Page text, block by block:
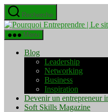
Aller
au
contenu
Recherche
Menu
Blog
Leadership
Networking
Business
Inspiration
Devenir un entrepreneur
Soft Skills Magazine